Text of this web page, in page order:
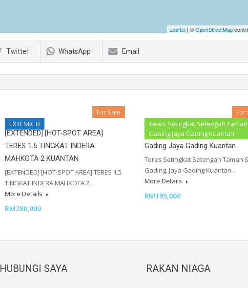
Leaflet | ©OpenStreetMap
Twitter WhatsApp Email
EXTENDED
For Sale
[EXTENDED] [HOT-SPOT AREA]
TERES 1.5 TINGKAT INDERA
MAHKOTA 2 KUANTAN
[EXTENDED] [HOT-SPOT AREA] TERES 1.5
TINGKAT INDERA MAHKOTA 2…
More Details
RM280,000
Teres Setingkat Setengah
Gading Jaya Gading Kuantan
For
Teres Setingkat Setengah
Gading Jaya Gading Kuantan
Teres Setingkat Setengah Taman
Gading, Jaya Gading Kuantan…
More Details
RM195,000
HUBUNGI SAYA RAKAN NIAGA